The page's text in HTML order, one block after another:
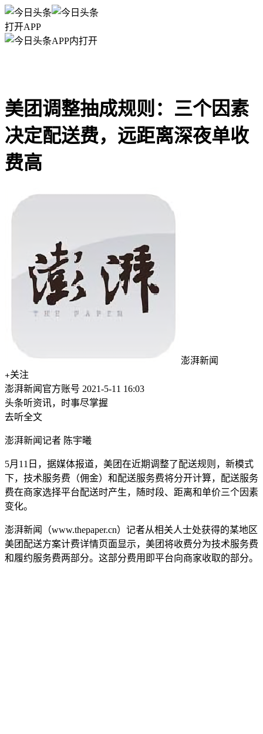
打开APP
APP内打开
美团调整抽成规则：三个因素
决定配送费，远距离深夜单收
费高
澎湃新闻
关注
澎湃新闻官方账号 2021-5-11 16:03
头条听资讯，时事尽掌握
去听全文
澎湃新闻记者 陈宇曦
5月11日，据媒体报道，美团在近期调整了配送规则，新模式
下，技术服务费（佣金）和配送服务费将分开计算，配送服务
费在商家选择平台配送时产生，随时段、距离和单价三个因素
变化。
澎湃新闻（www.thepaper.cn）记者从相关人士处获得的某地区
美团配送方案计费详情页面显示，美团将收费分为技术服务费
和履约服务费两部分。这部分费用即平台向商家收取的部分。